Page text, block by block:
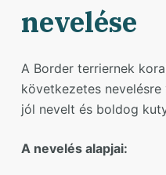
nevelése
A Border terriernek
következetes
jól nevelt és boldog
A nevelés alapjai: